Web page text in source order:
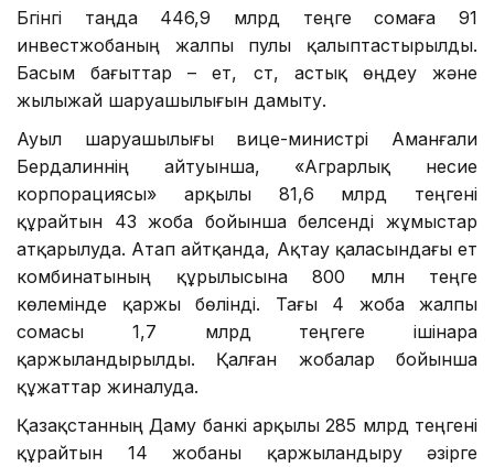
Бүгінгі таңда 446,9 млрд теңге сомаға 91
инвестжобаның жалпы пулы қалыптастырылды.
Басым бағыттар – ет, сүт, астық өңдеу және
жылыжай шаруашылығын дамыту.
Ауыл шаруашылығы вице-министрі Аманғали
Бердалиннің айтуынша, «Аграрлық несие
корпорациясы» арқылы 81,6 млрд теңгені
құрайтын 43 жоба бойынша белсенді жұмыстар
атқарылуда. Атап айтқанда, Ақтау қаласындағы ет
комбинатының құрылысына 800 млн теңге
көлемінде қаржы бөлінді. Тағы 4 жоба жалпы
сомасы 1,7 млрд теңгеге ішінара
қаржыландырылды. Қалған жобалар бойынша
құжаттар жиналуда.
Қазақстанның Даму банкі арқылы 285 млрд теңгені
құрайтын 14 жобаны қаржыландыру әзірге